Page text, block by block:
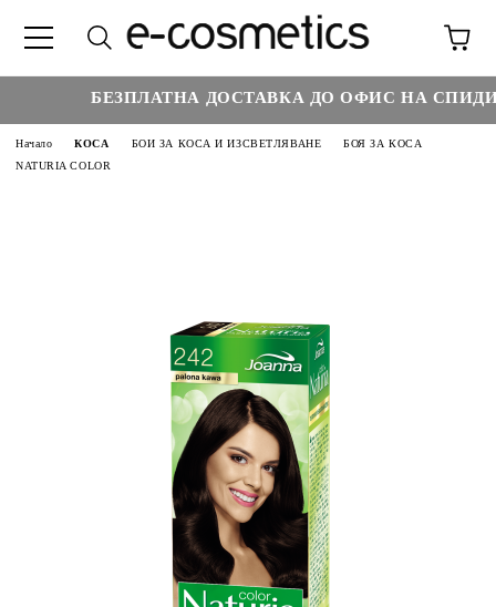
БЕЗПЛАТНА ДОСТАВКА ДО ОФИС НА СПИДИ
Начало КОСА БОИ ЗА КОСА И ИЗСВЕТЛЯВАНЕ
БОЯ ЗА КОСА
NATURIA COLOR